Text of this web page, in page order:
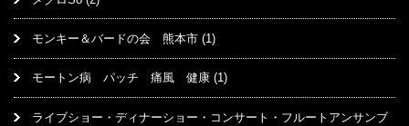
モンキー＆バードの会 熊本市 (1)
モートン病 パッチ 痛風 健康 (1)
ライブショー・ディナーショー・コンサート・フルートアンサンブ